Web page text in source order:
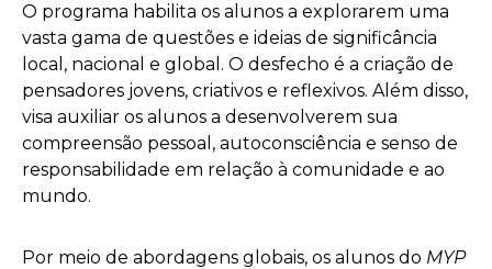
O programa habilita os alunos a explorarem uma
vasta gama de questões e ideias de significância
local, nacional e global. O desfecho é a criação de
pensadores jovens, criativos e reflexivos. Além disso,
visa auxiliar os alunos a desenvolverem sua
compreensão pessoal, autoconsciência e senso de
responsabilidade em relação à comunidade e ao
mundo.
Por meio de abordagens globais, os alunos do MYP